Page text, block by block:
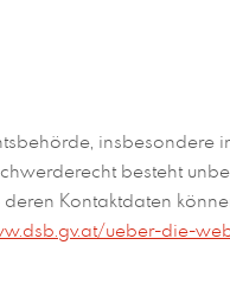
insbesondere
besteht
Kontaktdaten
ueber-die-